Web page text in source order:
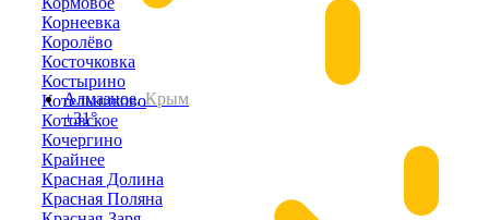
Алмазное,Крым
+31°
Корнеевка
Королёво
Косточковка
Костырино
Котельниково
Котовское
Кочергино
Крайнее
Красная Долина
Красная Поляна